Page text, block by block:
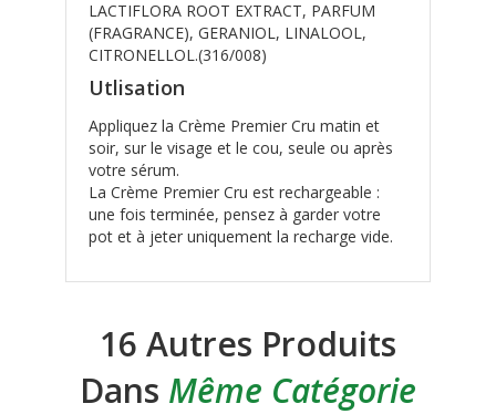
LACTIFLORA ROOT EXTRACT, PARFUM
(FRAGRANCE), GERANIOL, LINALOOL,
CITRONELLOL.(316/008)
Utlisation
Appliquez la Crème Premier Cru matin et
soir, sur le visage et le cou, seule ou après
votre sérum.
La Crème Premier Cru est rechargeable :
une fois terminée, pensez à garder votre
pot et à jeter uniquement la recharge vide.
16 Autres Produits
Dans Même Catégorie